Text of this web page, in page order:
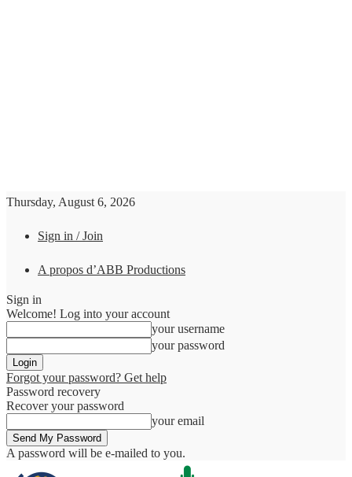
Thursday, August 6, 2026
Sign in / Join
A propos d’ABB Productions
Sign in
Welcome! Log into your account
your username
your password
Forgot your password? Get help
Password recovery
Recover your password
your email
A password will be e-mailed to you.